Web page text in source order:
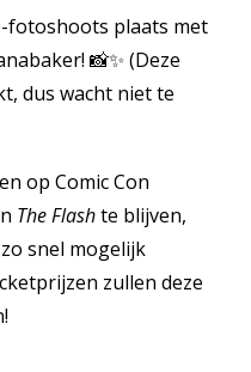
fotoshoots plaats met
📸✨ (Deze
dus wacht niet te
op Comic Con
The Flashte blijven,
snel mogelijk
zullen deze